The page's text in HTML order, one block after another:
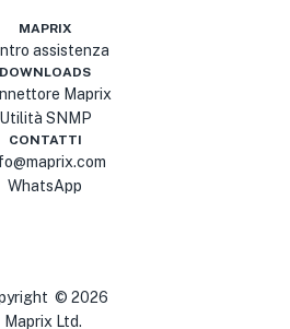
MAPRIX
assistenza
DOWNLOADS
Maprix
Utilità SNMP
CONTATTI
WhatsApp
© 2026
Maprix Ltd.